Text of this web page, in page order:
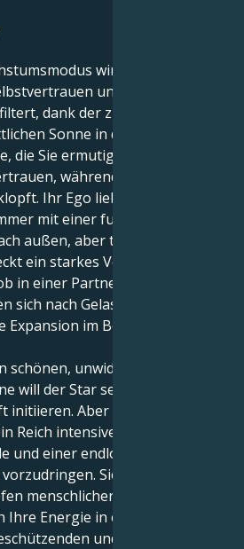
wird jetzt durch Ihr
und Ihr Gespür für
dank der zunehmenden
Sonne in der von Jupiter
die Sie ermutigt, auf Anmut
während der glückliche
Ihr Ego liebt die hellen
mit einer furchtlosen und
außen, aber tief in Ihrem
ein starkes Verlangen nach
in einer Partnerschaft oder
sich nach Gelassenheit als
im Bereich der
schönen, unwiderstehlichen
will der Star sein, führen und
initiieren. Aber Ihr Jupiter in
Reich intensiver Sehnsucht,
und einer endlosen Suche, um
Sie erleben nicht
menschlicher Beziehungen,
Energie in einer äußerst
und loyalen Weise